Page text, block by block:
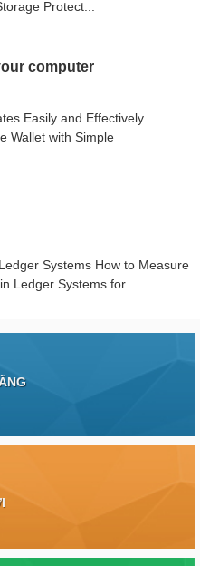
Protect...
computer
Easily and Effectively
Wallet with Simple
Systems How to Measure
Ledger Systems for...